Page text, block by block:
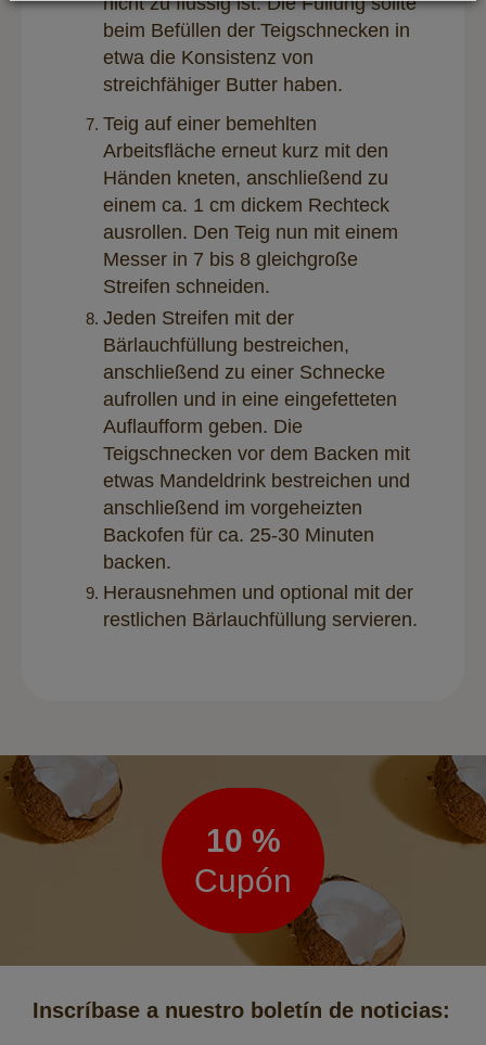
beim Befüllen der Teigschnecken in
etwa die Konsistenz von
streichfähiger Butter haben.
Teig auf einer bemehlten
Arbeitsfläche erneut kurz mit den
Händen kneten, anschließend zu
einem ca. 1 cm dickem Rechteck
ausrollen. Den Teig nun mit einem
Messer in 7 bis 8 gleichgroße
Streifen schneiden.
Jeden Streifen mit der
Bärlauchfüllung bestreichen,
anschließend zu einer Schnecke
aufrollen und in eine eingefetteten
Auflaufform geben. Die
Teigschnecken vor dem Backen mit
etwas Mandeldrink bestreichen und
anschließend im vorgeheizten
Backofen für ca. 25-30 Minuten
backen.
Herausnehmen und optional mit der
restlichen Bärlauchfüllung servieren.
Boletín
de
noticias
10 %
Cupón
Inscríbase a nuestro boletín de noticias: